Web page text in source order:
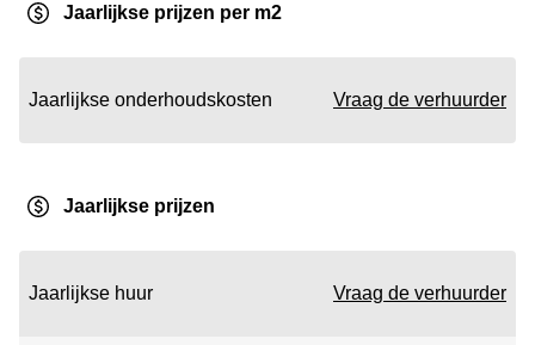
Jaarlijkse prijzen per m2
Jaarlijkse onderhoudskosten Vraag de verhuurder
Jaarlijkse prijzen
Jaarlijkse huur Vraag de verhuurder